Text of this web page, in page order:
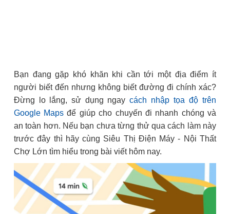
Bạn đang gặp khó khăn khi cần tới một địa điểm ít
người biết đến nhưng không biết đường đi chính xác?
Đừng lo lắng, sử dụng ngay cách nhập tọa độ trên
Google Maps để giúp cho chuyến đi nhanh chóng và
an toàn hơn. Nếu bạn chưa từng thử qua cách làm này
trước đây thì hãy cùng Siêu Thị Điện Máy - Nội Thất
Chợ Lớn tìm hiểu trong bài viết hôm nay.